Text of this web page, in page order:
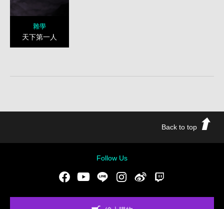
雜學
天下第一人
Back to top
Follow Us
FacebookYoutubeLINE Instgram新浪微博